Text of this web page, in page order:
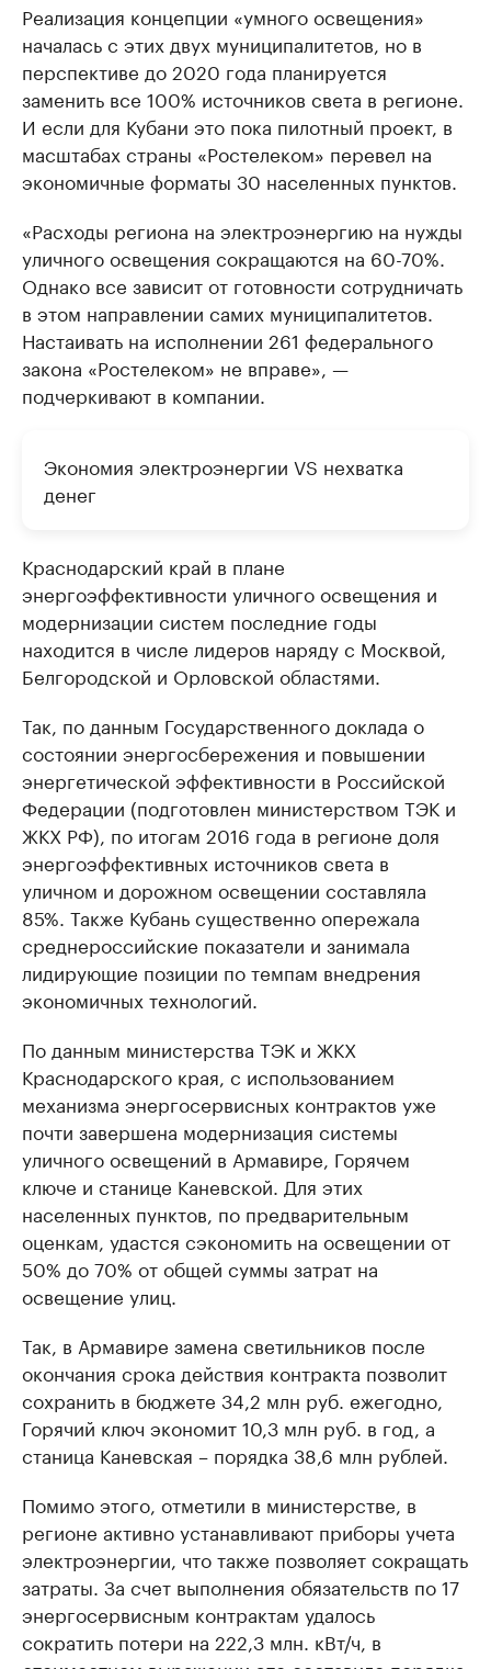
Реализация концепции «умного освещения»
началась с этих двух муниципалитетов, но в
перспективе до 2020 года планируется
заменить все 100% источников света в регионе.
И если для Кубани это пока пилотный проект, в
масштабах страны «Ростелеком» перевел на
экономичные форматы 30 населенных пунктов.
«Расходы региона на электроэнергию на нужды
уличного освещения сокращаются на 60-70%.
Однако все зависит от готовности сотрудничать
в этом направлении самих муниципалитетов.
Настаивать на исполнении 261 федерального
закона «Ростелеком» не вправе», —
подчеркивают в компании.
Экономия электроэнергии VS нехватка
денег
Краснодарский край в плане
энергоэффективности уличного освещения и
модернизации систем последние годы
находится в числе лидеров наряду с Москвой,
Белгородской и Орловской областями.
Так, по данным Государственного доклада о
состоянии энергосбережения и повышении
энергетической эффективности в Российской
Федерации (подготовлен министерством ТЭК и
ЖКХ РФ), по итогам 2016 года в регионе доля
энергоэффективных источников света в
уличном и дорожном освещении составляла
85%. Также Кубань существенно опережала
среднероссийские показатели и занимала
лидирующие позиции по темпам внедрения
экономичных технологий.
По данным министерства ТЭК и ЖКХ
Краснодарского края, с использованием
механизма энергосервисных контрактов уже
почти завершена модернизация системы
уличного освещений в Армавире, Горячем
ключе и станице Каневской. Для этих
населенных пунктов, по предварительным
оценкам, удастся сэкономить на освещении от
50% до 70% от общей суммы затрат на
освещение улиц.
Так, в Армавире замена светильников после
окончания срока действия контракта позволит
сохранить в бюджете 34,2 млн руб. ежегодно,
Горячий ключ экономит 10,3 млн руб. в год, а
станица Каневская – порядка 38,6 млн рублей.
Помимо этого, отметили в министерстве, в
регионе активно устанавливают приборы учета
электроэнергии, что также позволяет сокращать
затраты. За счет выполнения обязательств по 17
энергосервисным контрактам удалось
сократить потери на 222,3 млн. кВт/ч, в